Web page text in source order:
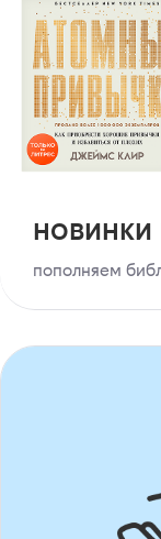
пополняем